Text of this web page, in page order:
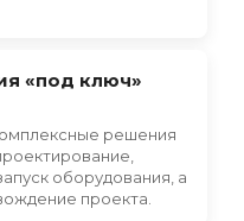
«под ключ»
решения
оборудования, а
проекта.